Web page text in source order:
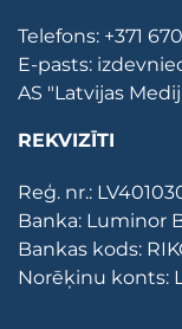
Telefons: +371
E-pasts:
AS "Latvijas
REKVIZĪTI
Reģ. nr.:
Banka: Luminor
Bankas kods:
Norēķinu konts: